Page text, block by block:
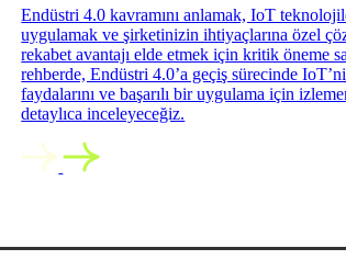
Endüstri 4.0 kavramını anlamak, IoT
uygulamak ve şirketinizin ihtiyaçlarına özel
rekabet avantajı elde etmek için kritik öneme
rehberde, Endüstri 4.0’a geçiş sürecinde
faydalarını ve başarılı bir uygulama için
detaylıca inceleyeceğiz.